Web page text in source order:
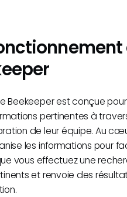
Beekeeper est conçue
pertinentes à
de leur équipe. Au
les informations pour
vous effectuez une
et renvoie des